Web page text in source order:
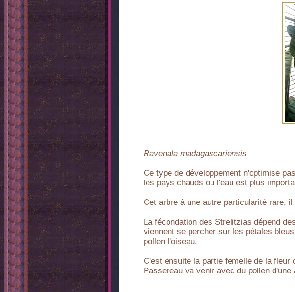
Ravenala madagascariensis
Ce type de développement n'optimise
les pays chauds ou l'eau est plus
Cet arbre à une autre particularité rare,
La fécondation des Strelitzias dépend
viennent se percher sur les pétales
pollen l'oiseau.
C'est ensuite la partie femelle de la
Passereau va venir avec du pollen